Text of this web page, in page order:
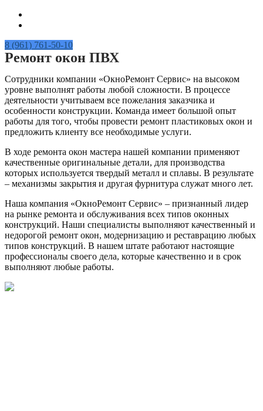
8 (961) 761-50-10
Ремонт окон ПВХ
Сотрудники компании «ОкноРемонт Сервис» на высоком
уровне выполнят работы любой сложности. В процессе
деятельности учитываем все пожелания заказчика и
особенности конструкции. Команда имеет большой опыт
работы для того, чтобы провести ремонт пластиковых окон и
предложить клиенту все необходимые услуги.
В ходе ремонта окон мастера нашей компании применяют
качественные оригинальные детали, для производства
которых используется твердый металл и сплавы. В результате
– механизмы закрытия и другая фурнитура служат много лет.
Наша компания «ОкноРемонт Сервис» – признанный лидер
на рынке ремонта и обслуживания всех типов оконных
конструкций. Наши специалисты выполняют качественный и
недорогой ремонт окон, модернизацию и реставрацию любых
типов конструкций. В нашем штате работают настоящие
профессионалы своего дела, которые качественно и в срок
выполняют любые работы.